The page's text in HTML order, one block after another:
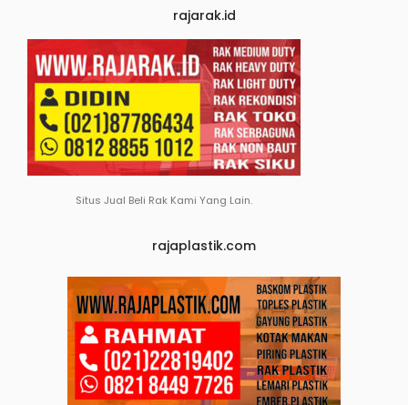
rajarak.id
Situs Jual Beli Rak Kami Yang Lain.
rajaplastik.com